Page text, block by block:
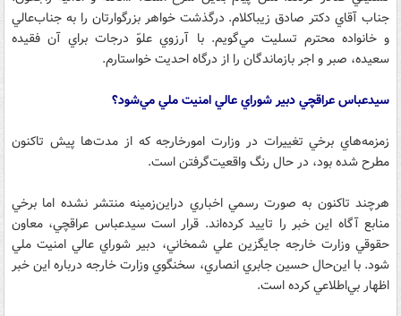
جناب آقاي دكتر صادق زيباكلام. درگذشت خواهر بزرگوارتان را به جناب‌عالي
و خانواده محترم تسليت مي‌گويم. با آرزوي علوّ درجات براي آن فقيده
سعيده، صبر و اجر بازماندگان را از درگاه احديت خواستارم.
سیدعباس عراقچي دبير شوراي عالي امنيت ملي مي‌شود؟
زمزمه‌هاي برخي تغييرات در وزارت امورخارجه كه از مدت‌ها پيش تاكنون
مطرح شده بود، در حال رنگ واقعيت‌گرفتن است.
هرچند تاكنون به صورت رسمي اخباري دراين‌زمينه منتشر نشده اما برخي
منابع آگاه اين خبر را تاييد كرده‌اند. قرار است سیدعباس عراقچي، معاون
حقوقي وزارت خارجه جايگزين علي شمخاني، دبير شوراي عالي امنيت ملي
شود. با اين‌حال حسين جابري انصاري، سخنگوي وزارت خارجه درباره اين خبر
اظهار بي‌اطلاعي كرده است.